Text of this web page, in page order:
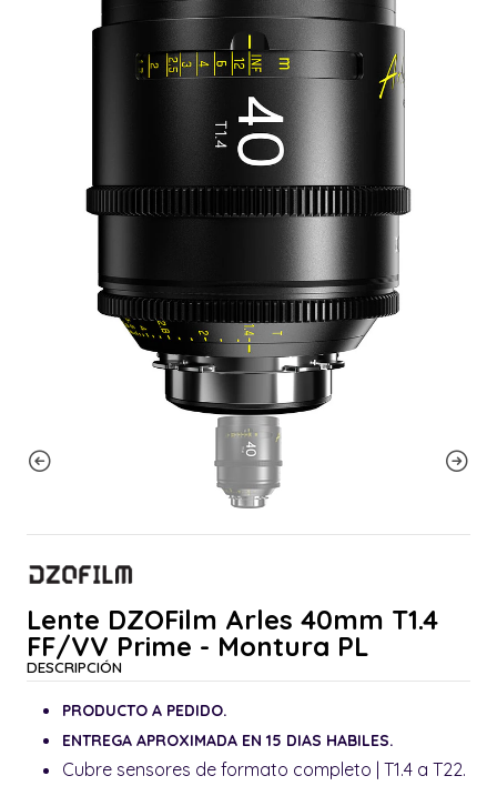
Lente DZOFilm Arles 40mm T1.4
FF/VV Prime - Montura PL
DESCRIPCIÓN
PRODUCTO A PEDIDO.
ENTREGA APROXIMADA EN 15 DIAS HABILES.
Cubre sensores de formato completo | T1.4 a T22.